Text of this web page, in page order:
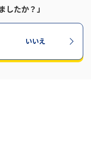
したか？」
いいえ